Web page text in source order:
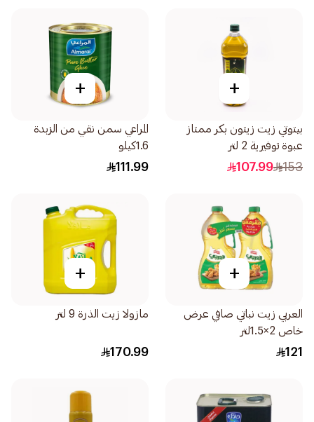
+
بيتوتي زيت زيتون بكر ممتاز
عبوة توفيرية 2 لتر
153
107.99
+
المراعي سمن نقي من الزبدة
1.6كيلو
111.99
+
العربي زيت نباتي صافي عرض
خاص 2×1.5لتر
121
+
مازولا زيت الذرة 9 لتر
170.99